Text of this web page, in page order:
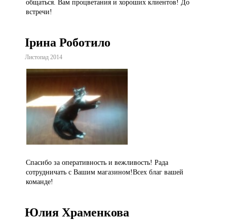
общаться. Вам процветания и хороших клиентов! До
встречи!
Ірина Роботило
Листопад 2014
Спасибо за оперативность и вежливость! Рада
сотрудничать с Вашим магазином!Всех благ вашей
команде!
Юлия Храменкова